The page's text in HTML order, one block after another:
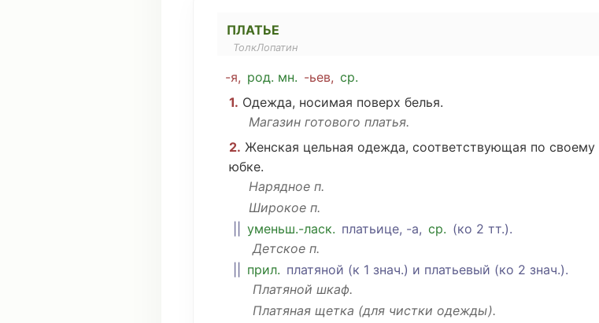
ПЛАТЬЕ
ТолкЛопатин
-я, род. мн. -ьев, ср.
1. Одежда, носимая поверх белья.
Магазин готового платья.
2. Женская цельная одежда, соответствующая по своему
юбке.
Нарядное п.
Широкое п.
уменьш.-ласк. платьице, -а, ср. (ко 2 тт.).
Детское п.
прил. платяной (к 1 знач.) и платьевый (ко 2 знач.).
Платяной шкаф.
Платяная щетка (для чистки одежды).